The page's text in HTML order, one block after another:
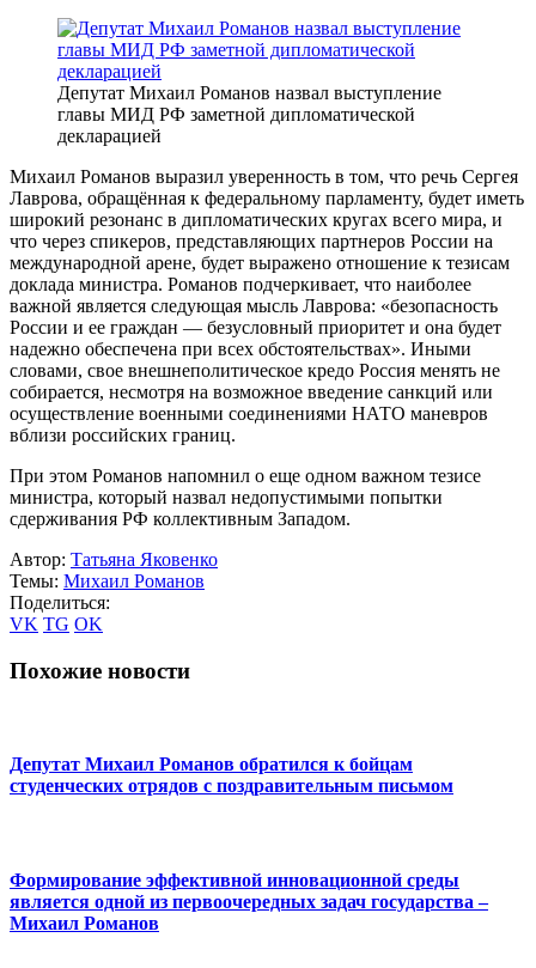
Депутат Михаил Романов назвал выступление
главы МИД РФ заметной дипломатической
декларацией
Михаил Романов выразил уверенность в том, что речь Сергея
Лаврова, обращённая к федеральному парламенту, будет иметь
широкий резонанс в дипломатических кругах всего мира, и
что через спикеров, представляющих партнеров России на
международной арене, будет выражено отношение к тезисам
доклада министра. Романов подчеркивает, что наиболее
важной является следующая мысль Лаврова: «безопасность
России и ее граждан — безусловный приоритет и она будет
надежно обеспечена при всех обстоятельствах». Иными
словами, свое внешнеполитическое кредо Россия менять не
собирается, несмотря на возможное введение санкций или
осуществление военными соединениями НАТО маневров
вблизи российских границ.
При этом Романов напомнил о еще одном важном тезисе
министра, который назвал недопустимыми попытки
сдерживания РФ коллективным Западом.
Автор: Татьяна Яковенко
Темы: Михаил Романов
Поделиться:
VK TG OK
Похожие новости
Депутат Михаил Романов обратился к бойцам
студенческих отрядов с поздравительным письмом
Формирование эффективной инновационной среды
является одной из первоочередных задач государства –
Михаил Романов